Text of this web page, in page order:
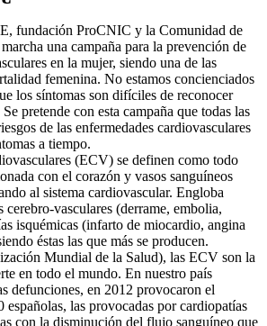
fundación ProCNIC y la Comunidad de
una campaña para la prevención de
en la mujer, siendo una de las
femenina. No estamos concienciados
los síntomas son difíciles de reconocer
pretende con esta campaña que todas las
de las enfermedades cardiovasculares
a tiempo.
(ECV) se definen como todo
con el corazón y vasos sanguíneos
al sistema cardiovascular. Engloba
cerebro-vasculares (derrame, embolia,
isquémicas (infarto de miocardio, angina
éstas las que más se producen.
Mundial de la Salud), las ECV son la
en todo el mundo. En nuestro país
defunciones, en 2012 provocaron el
las provocadas por cardiopatías
con la disminución del flujo sanguíneo que